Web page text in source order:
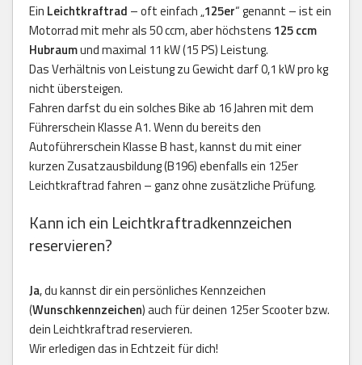
Ein Leichtkraftrad – oft einfach „125er“ genannt – ist ein
Motorrad mit mehr als 50 ccm, aber höchstens 125 ccm
Hubraumund maximal 11 kW (15 PS) Leistung.
Das Verhältnis von Leistung zu Gewicht darf 0,1 kW pro kg
nicht übersteigen.
Fahren darfst du ein solches Bike ab 16 Jahren mit dem
Führerschein Klasse A1. Wenn du bereits den
Autoführerschein Klasse B hast, kannst du mit einer
kurzen Zusatzausbildung (B196) ebenfalls ein 125er
Leichtkraftrad fahren – ganz ohne zusätzliche Prüfung.
Kann ich ein Leichtkraftradkennzeichen
reservieren?
Ja, du kannst dir ein persönliches Kennzeichen
(Wunschkennzeichen) auch für deinen 125er Scooter bzw.
dein Leichtkraftrad reservieren.
Wir erledigen das in Echtzeit für dich!